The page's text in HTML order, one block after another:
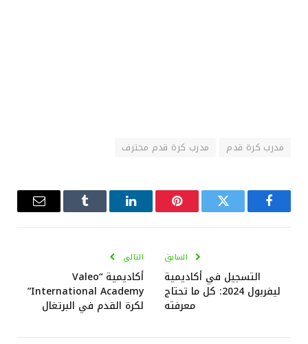
مدرب كرة قدم مدرب كرة قدم محترف
فيسبوك تويتر بينتيريستلينكدإن Tumblr
البريد
السابق
التسجيل في أكاديمية
ليفربول 2024: كل ما تحتاج
معرفته
التالي
أكاديمية “Valeo
International Academy”
لكرة القدم في البرتغال